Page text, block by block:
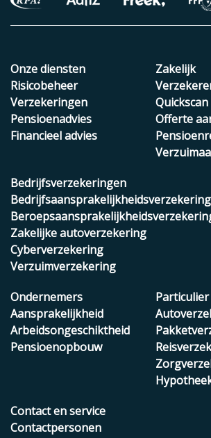
Onze diensten
Risicobeheer
Verzekeringen
Pensioenadvies
Financieel advies
Zakelijk
Quickscan
Offerte
Bedrijfsverzekeringen
Bedrijfsaansprakelijkheidsverzekering
Zakelijke autoverzekering
Cyberverzekering
Verzuimverzekering
Ondernemers
Aansprakelijkheid
Arbeidsongeschiktheid
Pensioenopbouw
Particulier
Contact en service
Contactpersonen